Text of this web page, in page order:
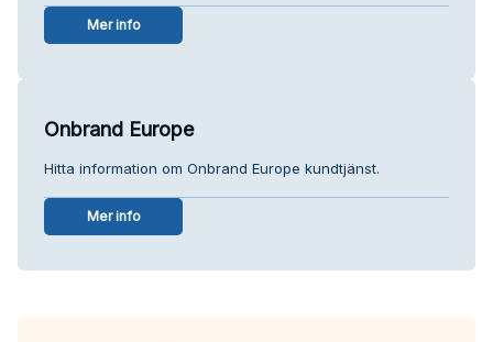
Mer info
Onbrand Europe
Hitta information om Onbrand Europe kundtjänst.
Mer info